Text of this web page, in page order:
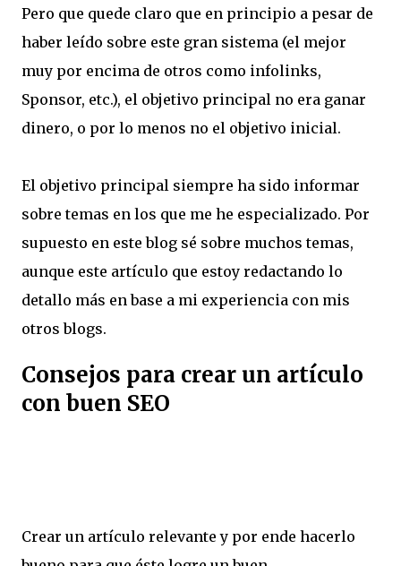
Pero que quede claro que en principio a pesar de
haber leído sobre este gran sistema (el mejor
muy por encima de otros como infolinks,
Sponsor, etc.), el objetivo principal no era ganar
dinero, o por lo menos no el objetivo inicial.
El objetivo principal siempre ha sido informar
sobre temas en los que me he especializado. Por
supuesto en este blog sé sobre muchos temas,
aunque este artículo que estoy redactando lo
detallo más en base a mi experiencia con mis
otros blogs.
Consejos para crear un artículo
con buen SEO
Crear un artículo relevante y por ende hacerlo